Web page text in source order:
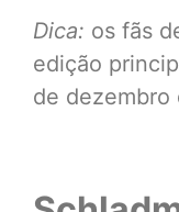
Dica: os fãs
edição
de dezembro